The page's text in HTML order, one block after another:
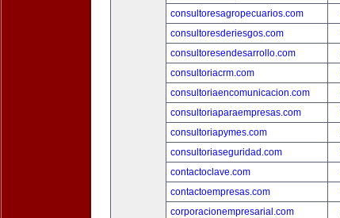
consultoresagropecuarios.com
consultoresderiesgos.com
consultoresendesarrollo.com
consultoriacrm.com
consultoriaencomunicacion.com
consultoriaparaempresas.com
consultoriapymes.com
consultoriaseguridad.com
contactoclave.com
contactoempresas.com
corporacionempresarial.com